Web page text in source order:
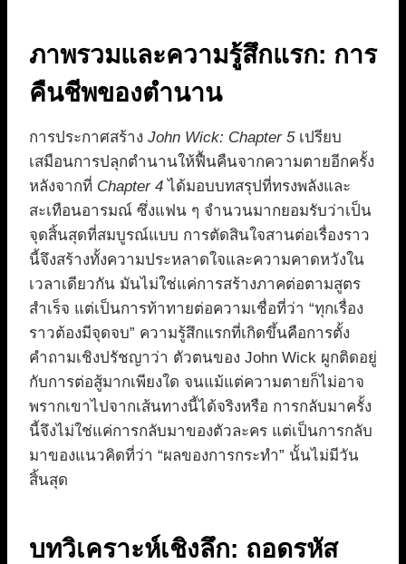
ภาพรวมและความรู้สึกแรก: การ
คืนชีพของตำนาน
การประกาศสร้าง John Wick: Chapter 5เปรียบ
เสมือนการปลุกตำนานให้ฟื้นคืนจากความตายอีกครั้ง
หลังจากที่ Chapter 4 ได้มอบบทสรุปที่ทรงพลังและ
สะเทือนอารมณ์ ซึ่งแฟน ๆ จำนวนมากยอมรับว่าเป็น
จุดสิ้นสุดที่สมบูรณ์แบบ การตัดสินใจสานต่อเรื่องราว
นี้จึงสร้างทั้งความประหลาดใจและความคาดหวังใน
เวลาเดียวกัน มันไม่ใช่แค่การสร้างภาคต่อตามสูตร
สำเร็จ แต่เป็นการท้าทายต่อความเชื่อที่ว่า “ทุกเรื่อง
ราวต้องมีจุดจบ” ความรู้สึกแรกที่เกิดขึ้นคือการตั้ง
คำถามเชิงปรัชญาว่า ตัวตนของ John Wick ผูกติดอยู่
กับการต่อสู้มากเพียงใด จนแม้แต่ความตายก็ไม่อาจ
พรากเขาไปจากเส้นทางนี้ได้จริงหรือ การกลับมาครั้ง
นี้จึงไม่ใช่แค่การกลับมาของตัวละคร แต่เป็นการกลับ
มาของแนวคิดที่ว่า “ผลของการกระทำ” นั้นไม่มีวัน
สิ้นสุด
บทวิเคราะห์เชิงลึก: ถอดรหัส